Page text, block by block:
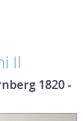
II
1820 -